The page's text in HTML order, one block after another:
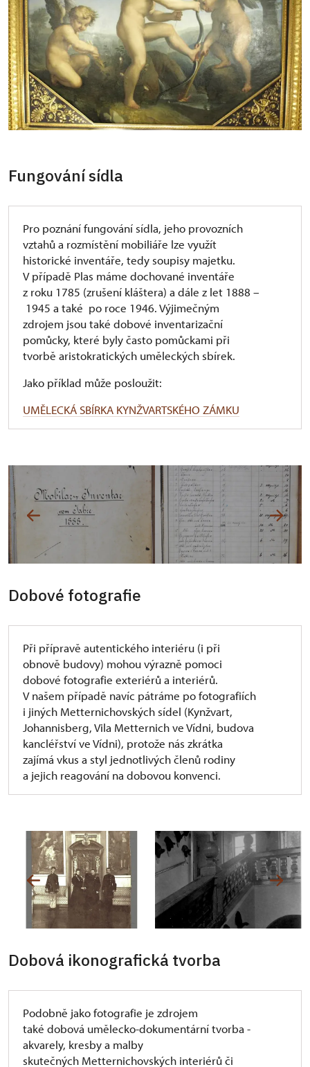
Fungování sídla
Pro poznání fungování sídla, jeho provozních
vztahů a rozmístění mobiliáře lze využít
historické inventáře, tedy soupisy majetku.
V případě Plas máme dochované inventáře
z roku 1785 (zrušení kláštera) a dále z let 1888 –
1945 a také po roce 1946. Výjimečným
zdrojem jsou také dobové inventarizační
pomůcky, které byly často pomůckami při
tvorbě aristokratických uměleckých sbírek.
Jako příklad může posloužit:
UMĚLECKÁ SBÍRKA KYNŽVARTSKÉHO ZÁMKU
Dobové fotografie
Při přípravě autentického interiéru (i při
obnově budovy) mohou výrazně pomoci
dobové fotografie exteriérů a interiérů.
V našem případě navíc pátráme po fotografiích
i jiných Metternichovských sídel (Kynžvart,
Johannisberg, Vila Metternich ve Vídni, budova
kancléřství ve Vídni), protože nás zkrátka
zajímá vkus a styl jednotlivých členů rodiny
a jejich reagování na dobovou konvenci.
Dobová ikonografická tvorba
Podobně jako fotografie je zdrojem
také dobová umělecko-dokumentární tvorba -
akvarely, kresby a malby
skutečných Metternichovských interiérů či